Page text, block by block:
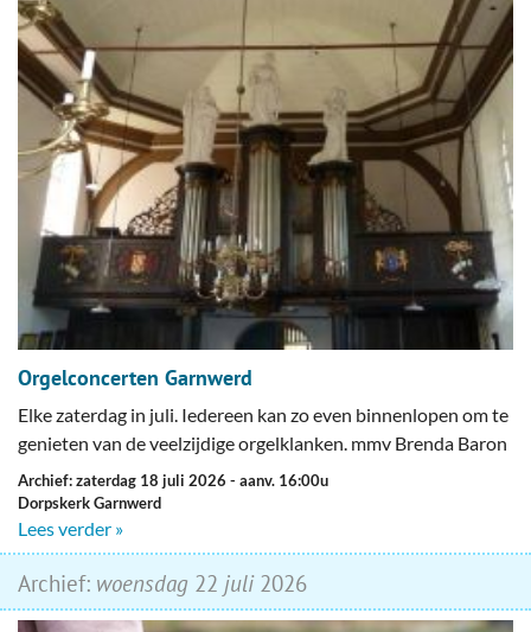
Orgelconcerten Garnwerd
Elke zaterdag in juli. Iedereen kan zo even binnenlopen om te
genieten van de veelzijdige orgelklanken. mmv Brenda Baron
Archief: zaterdag 18 juli 2026 - aanv. 16:00u
Dorpskerk Garnwerd
Lees verder »
Archief: woensdag 22 juli2026